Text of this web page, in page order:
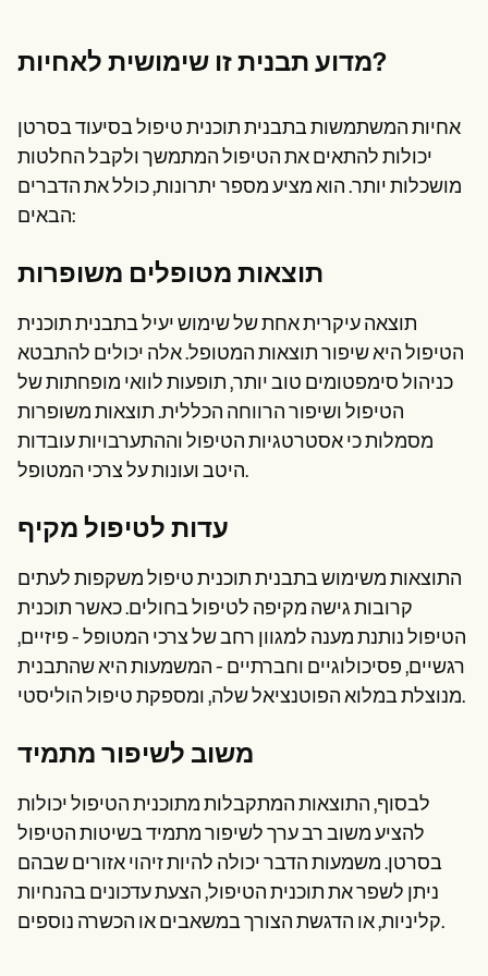
מדוע תבנית זו שימושית לאחיות?
אחיות המשתמשות בתבנית תוכנית טיפול בסיעוד בסרטן
יכולות להתאים את הטיפול המתמשך ולקבל החלטות
מושכלות יותר. הוא מציע מספר יתרונות, כולל את הדברים
הבאים:
תוצאות מטופלים משופרות
תוצאה עיקרית אחת של שימוש יעיל בתבנית תוכנית
הטיפול היא שיפור תוצאות המטופל. אלה יכולים להתבטא
כניהול סימפטומים טוב יותר, תופעות לוואי מופחתות של
הטיפול ושיפור הרווחה הכללית. תוצאות משופרות
מסמלות כי אסטרטגיות הטיפול וההתערבויות עובדות
היטב ועונות על צרכי המטופל.
עדות לטיפול מקיף
התוצאות משימוש בתבנית תוכנית טיפול משקפות לעתים
קרובות גישה מקיפה לטיפול בחולים. כאשר תוכנית
הטיפול נותנת מענה למגוון רחב של צרכי המטופל - פיזיים,
רגשיים, פסיכולוגיים וחברתיים - המשמעות היא שהתבנית
מנוצלת במלוא הפוטנציאל שלה, ומספקת טיפול הוליסטי.
משוב לשיפור מתמיד
לבסוף, התוצאות המתקבלות מתוכנית הטיפול יכולות
להציע משוב רב ערך לשיפור מתמיד בשיטות הטיפול
בסרטן. משמעות הדבר יכולה להיות זיהוי אזורים שבהם
ניתן לשפר את תוכנית הטיפול, הצעת עדכונים בהנחיות
קליניות, או הדגשת הצורך במשאבים או הכשרה נוספים.